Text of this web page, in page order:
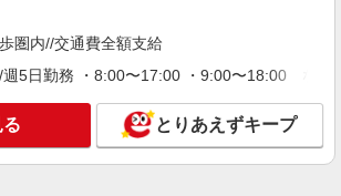
詳細を見る
2098944
ニア向けマンションで見守り・食事配膳等＊
圏内//交通費全額支給
週5日勤務 ・8:00〜17:00 ・9:00〜18:00 な
とりあえずキープ